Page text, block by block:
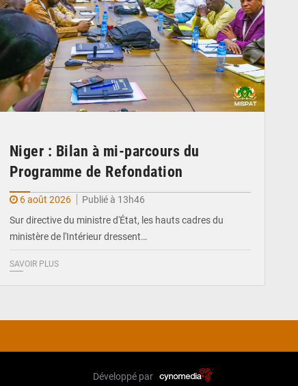
Niger : Bilan à mi-parcours du
Programme de Refondation
6 août 2026
Publié à 13h46
Sur directive du ministre d'État, les hauts cadres du
ministère de l'Intérieur dressent…
SAVOIR PLUS
Développé par